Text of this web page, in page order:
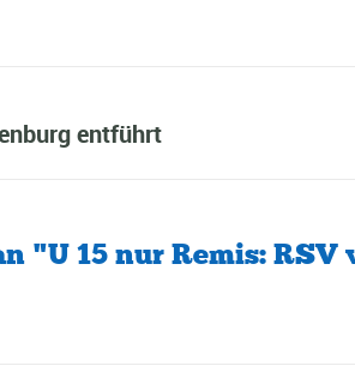
entführt
"U 15 nur Remis: